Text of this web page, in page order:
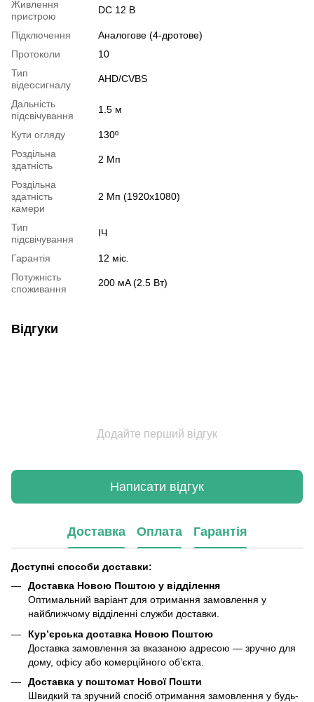
Живлення
пристрою
DC 12 В
Підключення
Аналогове (4-дротове)
Протоколи
10
Тип
відеосигналу
AHD/CVBS
Дальність
підсвічування
1.5 м
Кути огляду
130º
Роздільна
здатність
2 Мп
Роздільна
здатність
камери
2 Мп (1920x1080)
Тип
підсвічування
ІЧ
Гарантія
12 міс.
Потужність
споживання
200 мA (2.5 Вт)
Відгуки
Додайте перший відгук
Написати відгук
Доставка Оплата Гарантія
Доступні способи доставки:
Доставка Новою Поштою у відділення
Оптимальний варіант для отримання замовлення у
найближчому відділенні служби доставки.
Кур’єрська доставка Новою Поштою
Доставка замовлення за вказаною адресою — зручно для
дому, офісу або комерційного об’єкта.
Доставка у поштомат Нової Пошти
Швидкий та зручний спосіб отримання замовлення у будь-